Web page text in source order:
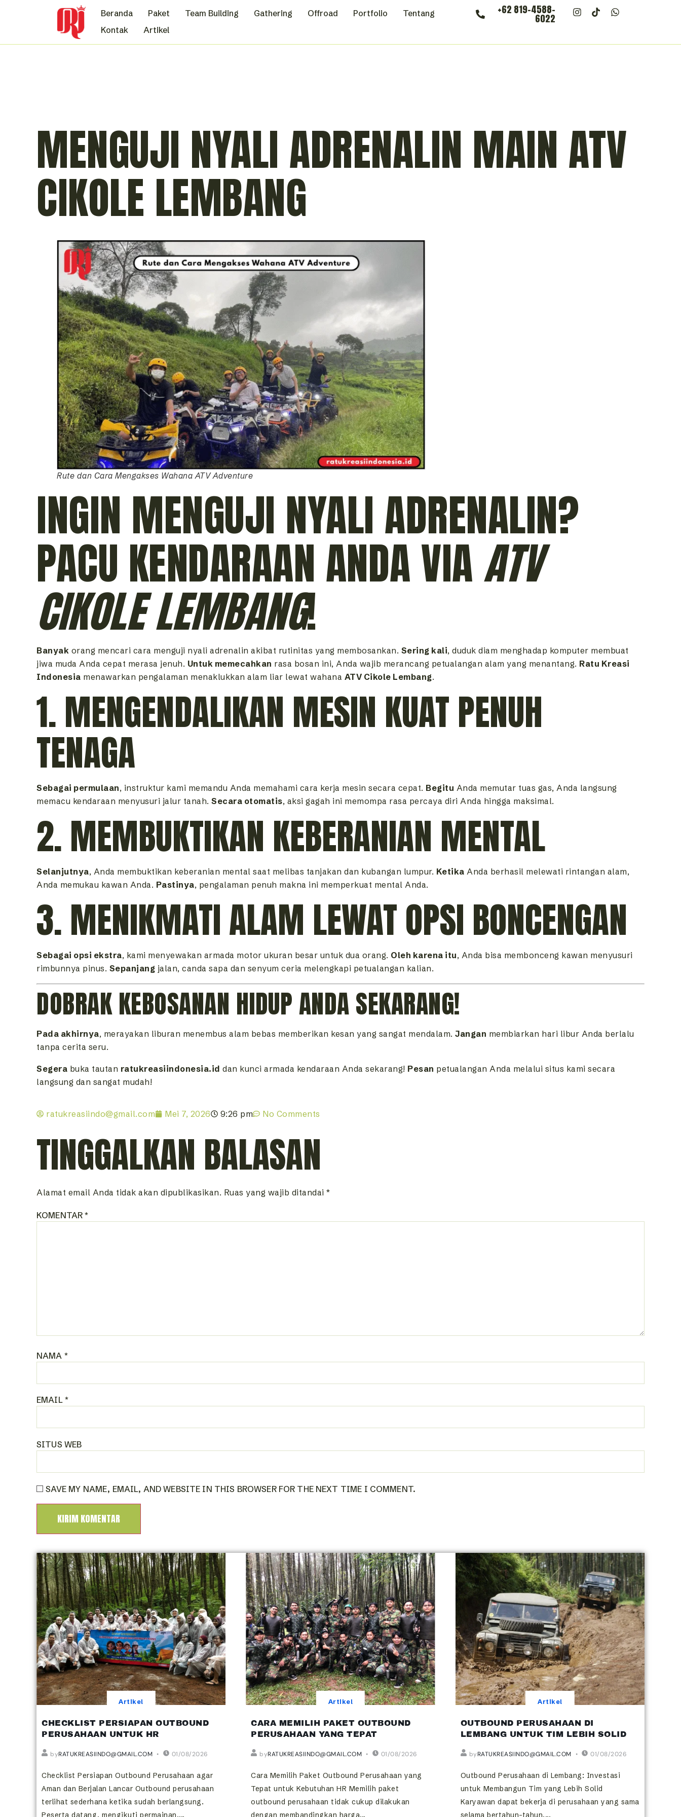
Beranda Paket Team Building Gathering Offroad Portfolio
Tentang
Kontak
Artikel
+62 819-4588-
6022
MENGUJI NYALI ADRENALIN MAIN ATV
CIKOLE LEMBANG
Rute dan Cara Mengakses Wahana ATV Adventure
INGIN MENGUJI NYALI ADRENALIN?
PACU KENDARAAN ANDA VIAATV
CIKOLE LEMBANG!
Banyak orang mencari cara menguji nyali adrenalin akibat rutinitas yang membosankan. Sering kali, duduk diam menghadap komputer membuat
jiwa muda Anda cepat merasa jenuh. Untuk memecahkan rasa bosan ini, Anda wajib merancang petualangan alam yang menantang. Ratu Kreasi
Indonesia menawarkan pengalaman menaklukkan alam liar lewat wahana ATV Cikole Lembang.
1. MENGENDALIKAN MESIN KUAT PENUH
TENAGA
Sebagai permulaan, instruktur kami memandu Anda memahami cara kerja mesin secara cepat. Begitu Anda memutar tuas gas, Anda langsung
memacu kendaraan menyusuri jalur tanah. Secara otomatis, aksi gagah ini memompa rasa percaya diri Anda hingga maksimal.
2. MEMBUKTIKAN KEBERANIAN MENTAL
Selanjutnya, Anda membuktikan keberanian mental saat melibas tanjakan dan kubangan lumpur. Ketika Anda berhasil melewati rintangan alam,
Anda memukau kawan Anda. Pastinya, pengalaman penuh makna ini memperkuat mental Anda.
3. MENIKMATI ALAM LEWAT OPSI BONCENGAN
Sebagai opsi ekstra, kami menyewakan armada motor ukuran besar untuk dua orang. Oleh karena itu, Anda bisa membonceng kawan menyusuri
rimbunnya pinus. Sepanjang jalan, canda sapa dan senyum ceria melengkapi petualangan kalian.
DOBRAK KEBOSANAN HIDUP ANDA SEKARANG!
Pada akhirnya, merayakan liburan menembus alam bebas memberikan kesan yang sangat mendalam. Jangan membiarkan hari libur Anda berlalu
tanpa cerita seru.
Segera buka tautan ratukreasiindonesia.id dan kunci armada kendaraan Anda sekarang! Pesan petualangan Anda melalui situs kami secara
langsung dan sangat mudah!
ratukreasiindo@gmail.com Mei 7, 2026 9:26 pm No Comments
TINGGALKAN BALASAN
Alamat email Anda tidak akan dipublikasikan. Ruas yang wajib ditandai *
KOMENTAR*
NAMA *
EMAIL *
SITUS WEB
SAVE MY NAME, EMAIL, AND WEBSITE IN THIS BROWSER FOR THE NEXT TIME I COMMENT.
Artikel
CHECKLIST PERSIAPAN OUTBOUND
PERUSAHAAN UNTUK HR
byRATUKREASIINDO@GMAIL.COM 01/08/2026
Checklist Persiapan Outbound Perusahaan agar
Aman dan Berjalan Lancar Outbound perusahaan
terlihat sederhana ketika sudah berlangsung.
Peserta datang, mengikuti permainan,...
Artikel
CARA MEMILIH PAKET OUTBOUND
PERUSAHAAN YANG TEPAT
byRATUKREASIINDO@GMAIL.COM 01/08/2026
Cara Memilih Paket Outbound Perusahaan yang
Tepat untuk Kebutuhan HR Memilih paket
outbound perusahaan tidak cukup dilakukan
dengan membandingkan harga...
Artikel
OUTBOUND PERUSAHAAN DI
LEMBANG UNTUK TIM LEBIH SOLID
byRATUKREASIINDO@GMAIL.COM 01/08/2026
Outbound Perusahaan di Lembang: Investasi
untuk Membangun Tim yang Lebih Solid
Karyawan dapat bekerja di perusahaan yang sama
selama bertahun-tahun,...